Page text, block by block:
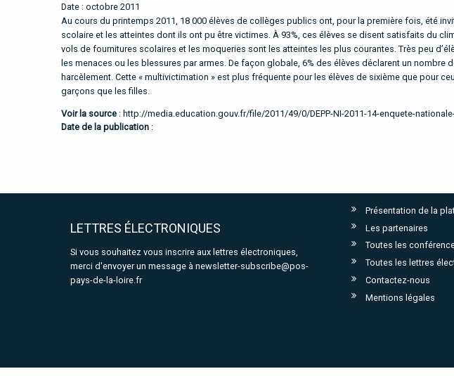
Date : octobre 2011
Au cours du printemps 2011, 18 000 élèves de collèges publics ont, pour la première fois, été
scolaire et les atteintes dont ils ont pu être victimes. À 93%, ces élèves se disent satisfaits du
vols de fournitures scolaires et les moqueries sont les atteintes les plus courantes. Très peu
les menaces ou les blessures par armes. De façon globale, 6% des élèves déclarent un
harcèlement. Cette « multivictimation » est plus fréquente pour les élèves de sixième que pour
garçons que les filles.
Voir la source : http://media.education.gouv.fr/file/2011/49/0/DEPP-NI-2011-14-enquete-
Date de la publication :
LETTRES ÉLECTRONIQUES
Si vous souhaitez vous inscrire aux lettres électroniques,
merci d'envoyer un message à newsletter-subscribe@pos-
pays-de-la-loire.fr
Présentation de la
Les partenaires
Toutes les
Toutes les lettres
Contactez-nous
Mentions légales